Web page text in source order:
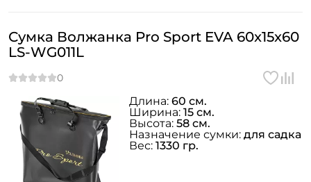
Сумка Волжанка Pro Sport EVA 60x15x60
LS-WG011L
Длина: 60 см.
Ширина: 15 см.
Высота: 58 см.
Назначение сумки: для садка
Вес: 1330 гр.